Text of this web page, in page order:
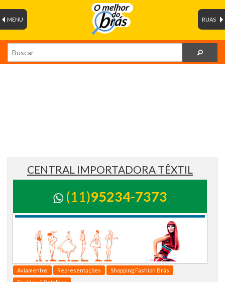
RUAS
MENU
CENTRAL IMPORTADORA TÊXTIL
(11)95234-7373
Aviamentos Representações
Shopping Fashion Brás